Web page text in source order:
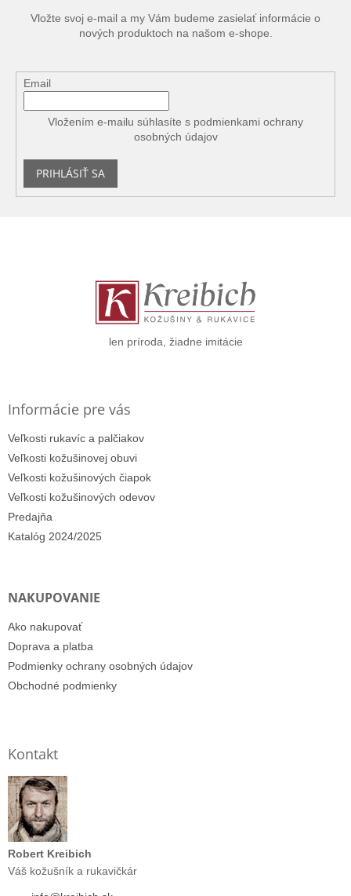
Vložte svoj e-mail a my Vám budeme zasielať informácie o
nových produktoch na našom e-shope.
Email
Vložením e-mailu súhlasíte s podmienkami ochrany
osobných údajov
PRIHLÁSIŤ SA
len príroda, žiadne imitácie
Informácie pre vás
Veľkosti rukavíc a palčiakov
Veľkosti kožušinovej obuvi
Veľkosti kožušinových čiapok
Veľkosti kožušinových odevov
Predajňa
Katalóg 2024/2025
NAKUPOVANIE
Ako nakupovať
Doprava a platba
Podmienky ochrany osobných údajov
Obchodné podmienky
Kontakt
Robert Kreibich
Váš kožušník a rukavičkár